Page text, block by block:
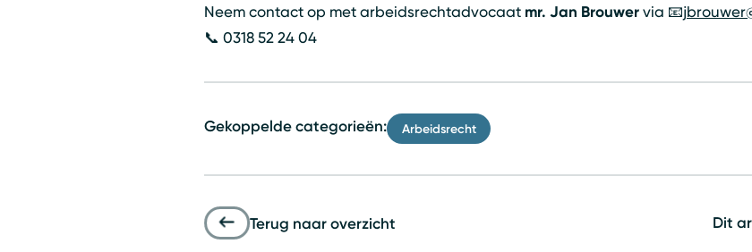
Neem contact op met arbeidsrechtadvocaat mr. Jan Brouwervia 📧
📞 0318 52 24 04
Gekoppelde categorieën: Arbeidsrecht
Terug naar overzicht Dit